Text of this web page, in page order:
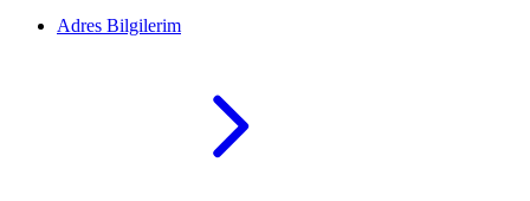
Adres Bilgilerim